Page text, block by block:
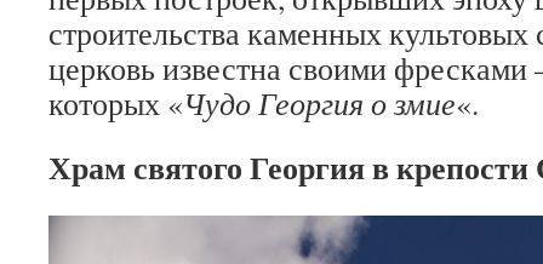
строительства каменных
церковь известна своими фресками
которых «Чудо Георгия о змие«.
Храм святого Георгия в